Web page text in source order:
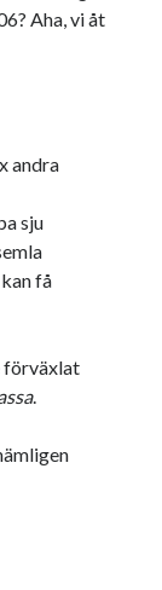
Aha, vi åt
andra
sju
få
förväxlat
.